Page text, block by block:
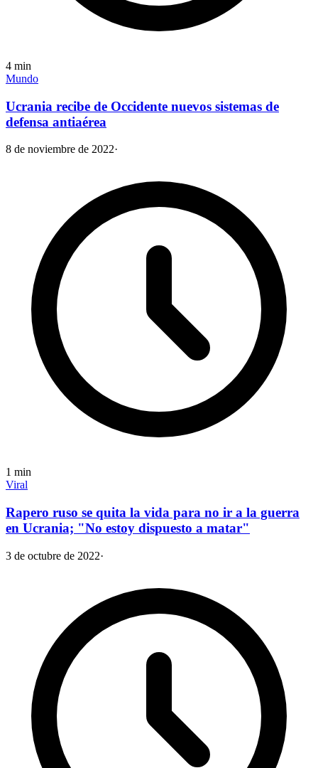
4 min
Mundo
Ucrania recibe de Occidente nuevos sistemas de
defensa antiaérea
8 de noviembre de 2022·
1 min
Viral
Rapero ruso se quita la vida para no ir a la guerra
en Ucrania; "No estoy dispuesto a matar"
3 de octubre de 2022·